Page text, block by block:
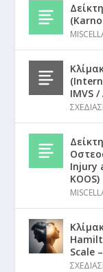
IMVS /
Injury
KOOS)
Scale